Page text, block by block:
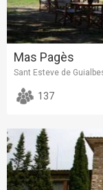
Mas Pagès
Sant Esteve de
137